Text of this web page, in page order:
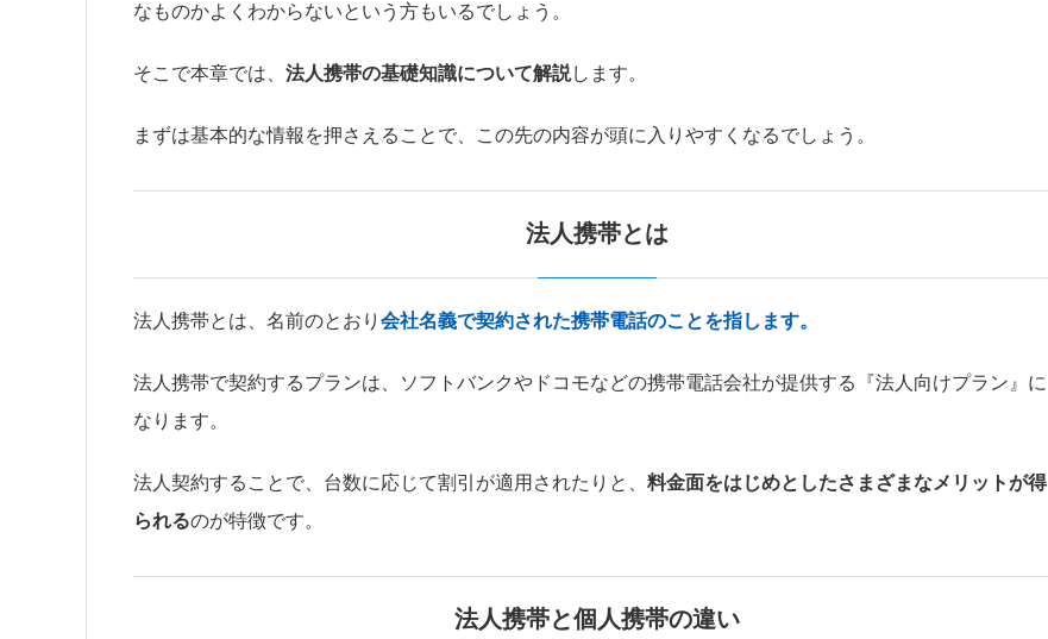
なものかよくわからないという方もいるでしょう。
そこで本章では、 法人携帯の基礎知識について解説します。
まずは基本的な情報を押さえることで、この先の内容が頭に入りやすくなるでしょう。
法人携帯とは
法人携帯とは、名前のとおり 会社名義で契約された携帯電話のことを指します。
法人携帯で契約するプランは、ソフトバンクやドコモなどの携帯電話会社が提供する『法人向けプラン』に
なります。
法人契約することで、台数に応じて割引が適用されたりと、 料金面をはじめとしたさまざまなメリットが得
られるのが特徴です。
法人携帯と個人携帯の違い